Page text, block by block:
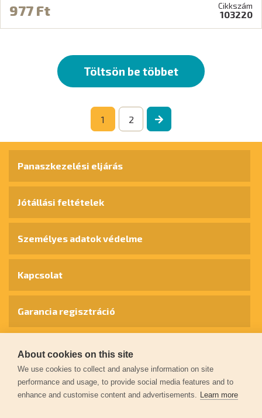
977 Ft Cikkszám
103220
Töltsön be többet
1 2
© 2026extol.hu - Minden jog fenntartva
Panaszkezelési eljárás
Jótállási feltételek
Személyes adatok védelme
Kapcsolat
Garancia regisztráció
LétrehoztaFEO
About cookies on this site
We use cookies to collect and analyse information on site
performance and usage, to provide social media features and to
enhance and customise content and advertisements. Learn more